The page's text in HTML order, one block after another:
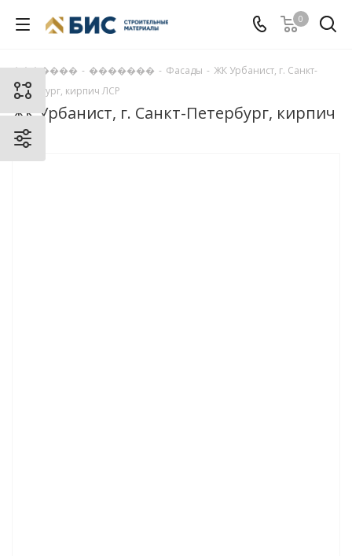
0
������� - ������� - Фасады - ЖК Урбанист, г. Санкт-
Петербург, кирпич ЛСР
ЖК Урбанист, г. Санкт-Петербург, кирпич
ЛСР